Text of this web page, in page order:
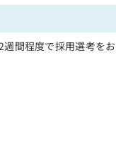
間程度で採用選考を